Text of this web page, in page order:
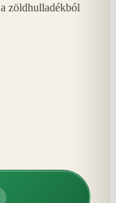
zöldhulladékból